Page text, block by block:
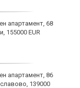
апартамент, 68
155000 EUR
апартамент, 86
139000